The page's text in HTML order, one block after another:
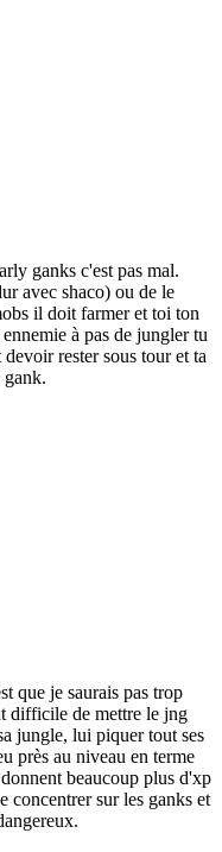
ganks c'est pas mal.
avec shaco) ou de le
il doit farmer et toi ton
à pas de jungler tu
rester sous tour et ta
gank.
que je saurais pas trop
difficile de mettre le jng
jungle, lui piquer tout ses
près au niveau en terme
beaucoup plus d'xp
sur les ganks et